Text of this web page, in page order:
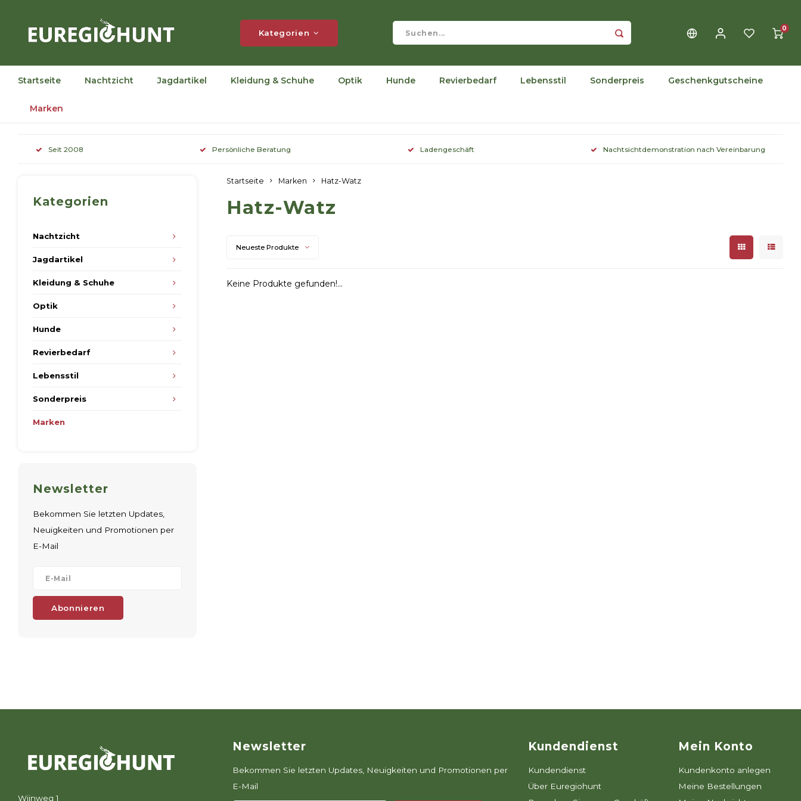
Kategorien 0
Startseite Nachtzicht Jagdartikel Kleidung & Schuhe Optik Hunde Revierbedarf Lebensstil Sonderpreis Geschenkgutscheine
Marken
Seit 2008 Persönliche Beratung Ladengeschäft Nachtsichtdemonstration nach Vereinbarung
Kategorien
Nachtzicht
Jagdartikel
Kleidung & Schuhe
Optik
Hunde
Revierbedarf
Lebensstil
Sonderpreis
Marken
Newsletter
Bekommen Sie letzten Updates,
Neuigkeiten und Promotionen per
E-Mail
Abonnieren
Startseite Marken Hatz-Watz
Hatz-Watz
Neueste Produkte
Keine Produkte gefunden!...
Wijnweg 1
Newsletter
Bekommen Sie letzten Updates, Neuigkeiten und Promotionen per
E-Mail
Kundendienst
Kundendienst
Über Euregiohunt
Mein Konto
Kundenkonto anlegen
Meine Bestellungen